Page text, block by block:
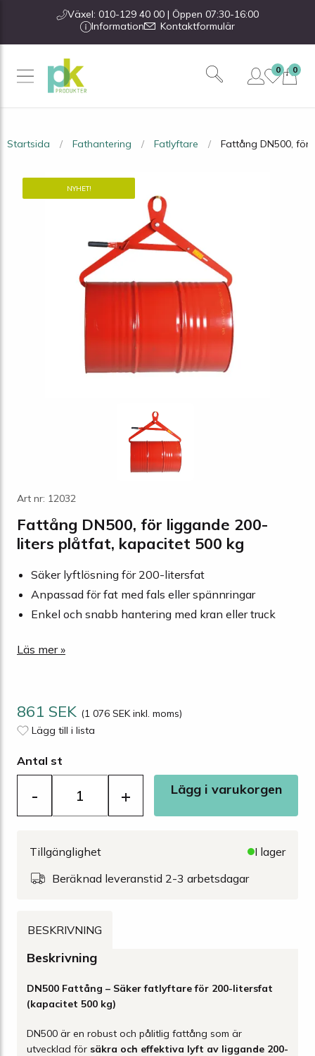
Växel: 010-129 40 00 | Öppen 07:30-16:00
Information
Kontaktformulär
0
0
Startsida Fathantering Fatlyftare Fattång DN500, för
NYHET!
Art nr: 12032
Fattång DN500, för liggande 200-
liters plåtfat, kapacitet 500 kg
Säker lyftlösning för 200-litersfat
Anpassad för fat med fals eller spännringar
Enkel och snabb hantering med kran eller truck
Läs mer »
861 SEK (1 076 SEK inkl. moms)
Lägg till i lista
Antal st
- + Lägg i varukorgen
Tillgänglighet
I lager
Beräknad leveranstid 2-3 arbetsdagar
BESKRIVNING
Beskrivning
DN500 Fattång – Säker fatlyftare för 200-litersfat
(kapacitet 500 kg)
DN500 är en robust och pålitlig fattång som är
utvecklad för säkra och effektiva lyft av liggande 200-